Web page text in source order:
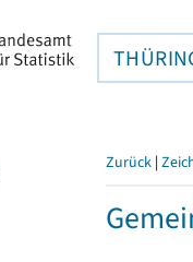
Zurück |